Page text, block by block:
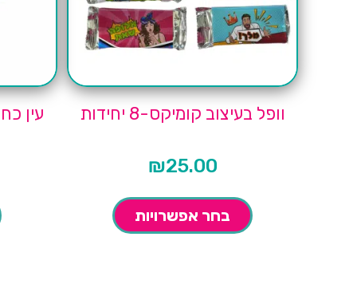
וופל בעיצוב קומיקס-8 יחידות
₪25.00
בחר אפשרויות